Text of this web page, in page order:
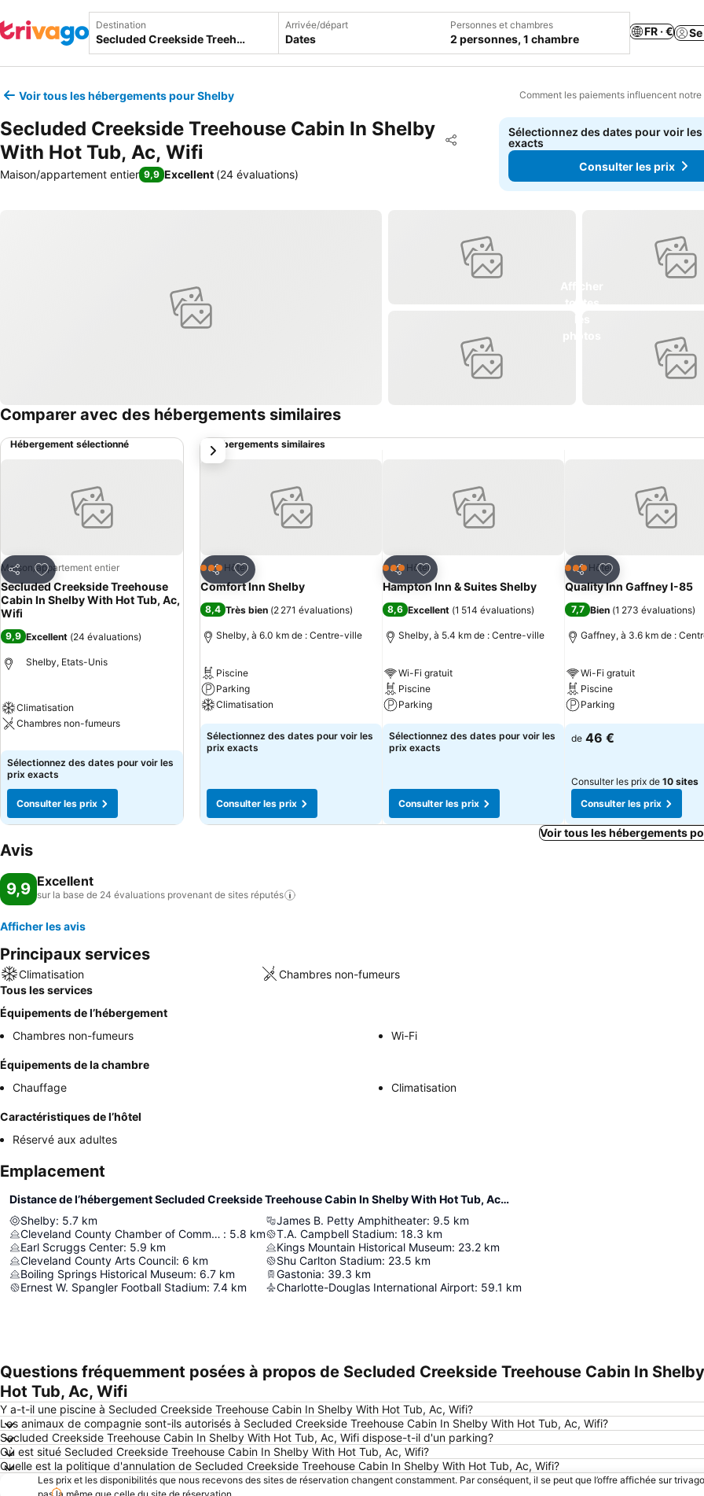
Destination Arrivée/départ
Dates
Personnes et chambres
2 personnes, 1 chambre
FR · €
Voir tous les hébergements pour Shelby Comment les paiements influencent
Secluded Creekside Treehouse Cabin In Shelby
With Hot Tub, Ac, Wifi
Partager
Ajouter à mes favoris
Maison/appartement entier 9,9 Excellent (24 évaluations)
Sélectionnez des dates pour voir
exacts
Consulter les prix
Comparer avec des hébergements similaires
Hébergement sélectionné
Partager
Ajouter à mes favoris
Maison/appartement entier
Secluded Creekside Treehouse
Cabin In Shelby With Hot Tub, Ac,
Wifi
9,9 Excellent (24 évaluations)
Shelby, Etats-Unis
Climatisation
Chambres non-fumeurs
Sélectionnez des dates pour voir les
prix exacts
Consulter les prix
Hébergements similaires
Partager
Ajouter à mes favoris
3 ÉtoilesHôtel
Comfort Inn Shelby
8,4 Très bien (2 271 évaluations)
Shelby, à 6.0 km de : Centre-ville
Piscine
Parking
Climatisation
Sélectionnez des dates pour voir les
prix exacts
Consulter les prix
Partager
Ajouter à mes favoris
3 ÉtoilesHôtel
Hampton Inn & Suites Shelby
8,6 Excellent (1 514 évaluations)
Shelby, à 5.4 km de : Centre-ville
Wi-Fi gratuit
Piscine
Parking
Sélectionnez des dates pour voir les
prix exacts
Consulter les prix
Partager
Ajouter à mes
3 ÉtoilesHôtel
Quality Inn Gaffney I-85
7,7 Bien (1 273 évaluations)
Gaffney, à 3.6 km de :
Wi-Fi gratuit
Piscine
Parking
de 46 €
Consulter les prix de 10 sites
Consulter les prix
suivant
Voir tous les hébergements
Avis
9,9 Excellent
sur la base de 24 évaluations provenant de sites réputés
Afficher les avis
Principaux services
Climatisation
Chambres non-fumeurs
Tous les services
Équipements de l’hébergement
Chambres non-fumeurs
Wi-Fi
Équipements de la chambre
Chauffage
Climatisation
Caractéristiques de l’hôtel
Réservé aux adultes
Emplacement
Distance de l’hébergement Secluded Creekside Treehouse Cabin In Shelby With Hot Tub, Ac, Wifi
Shelby: 5.7 km
Cleveland County Chamber of Commerce : 5.8 km
Earl Scruggs Center: 5.9 km
Cleveland County Arts Council: 6 km
Boiling Springs Historical Museum: 6.7 km
Ernest W. Spangler Football Stadium: 7.4 km
James B. Petty Amphitheater: 9.5 km
T.A. Campbell Stadium: 18.3 km
Kings Mountain Historical Museum: 23.2 km
Shu Carlton Stadium: 23.5 km
Gastonia: 39.3 km
Charlotte-Douglas International Airport: 59.1 km
Questions fréquemment posées à propos de Secluded Creekside Treehouse Cabin In
Hot Tub, Ac, Wifi
Y a-t-il une piscine à Secluded Creekside Treehouse Cabin In Shelby With Hot Tub, Ac, Wifi?
Les animaux de compagnie sont-ils autorisés à Secluded Creekside Treehouse Cabin In Shelby With Hot Tub, Ac, Wifi?
Secluded Creekside Treehouse Cabin In Shelby With Hot Tub, Ac, Wifi dispose-t-il d'un parking?
Où est situé Secluded Creekside Treehouse Cabin In Shelby With Hot Tub, Ac, Wifi?
Quelle est la politique d'annulation de Secluded Creekside Treehouse Cabin In Shelby With Hot Tub, Ac, Wifi?
Les prix et les disponibilités que nous recevons des sites de réservation changent constamment. Par conséquent, il se peut que l’offre affichée sur